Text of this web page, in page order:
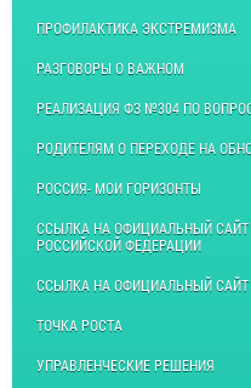
ПРОФИЛАКТИКА ЭКСТРЕМИЗМА
РАЗГОВОРЫ О ВАЖНОМ
РЕАЛИЗАЦИЯ ФЗ №304 ПО
РОДИТЕЛЯМ О ПЕРЕХОДЕ НА
РОССИЯ- МОИ ГОРИЗОНТЫ
ССЫЛКА НА ОФИЦИАЛЬНЫЙ САЙТ
РОССИЙСКОЙ ФЕДЕРАЦИИ
ССЫЛКА НА ОФИЦИАЛЬНЫЙ
ТОЧКА РОСТА
УПРАВЛЕНЧЕСКИЕ РЕШЕНИЯ